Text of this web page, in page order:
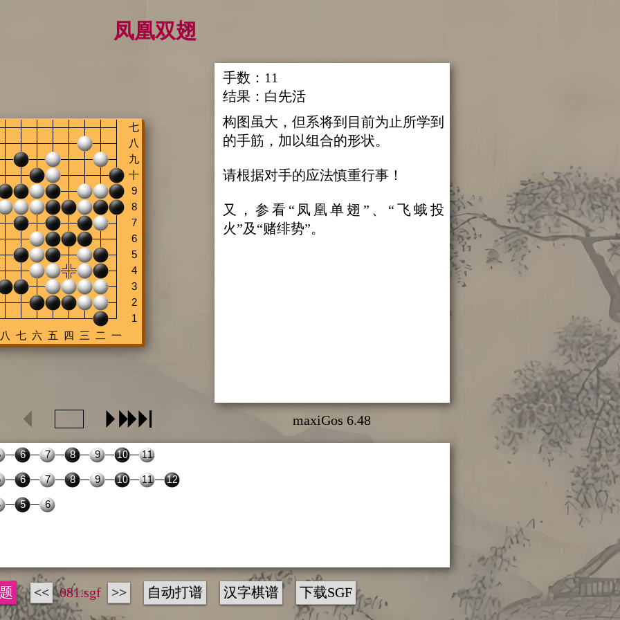
凤凰双翅
手数： 11
结果： 白先活
构图虽大，但系将到目前为止所学到
的手筋，加以组合的形状。
请根据对手的应法慎重行事！
又，参看“凤凰单翅”、“飞蛾投
火”及“赌绯势”。
maxiGos 6.48
<< 081.sgf >> 自动打谱 汉字棋谱 下载SGF